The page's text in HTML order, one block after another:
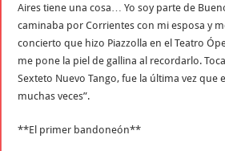
Aires tiene una cosa… Yo soy parte de
caminaba por Corrientes con mi esposa y
concierto que hizo Piazzolla en el Teatro
me pone la piel de gallina al recordarlo.
Sexteto Nuevo Tango, fue la última vez que
muchas veces”.
**El primer bandoneón**